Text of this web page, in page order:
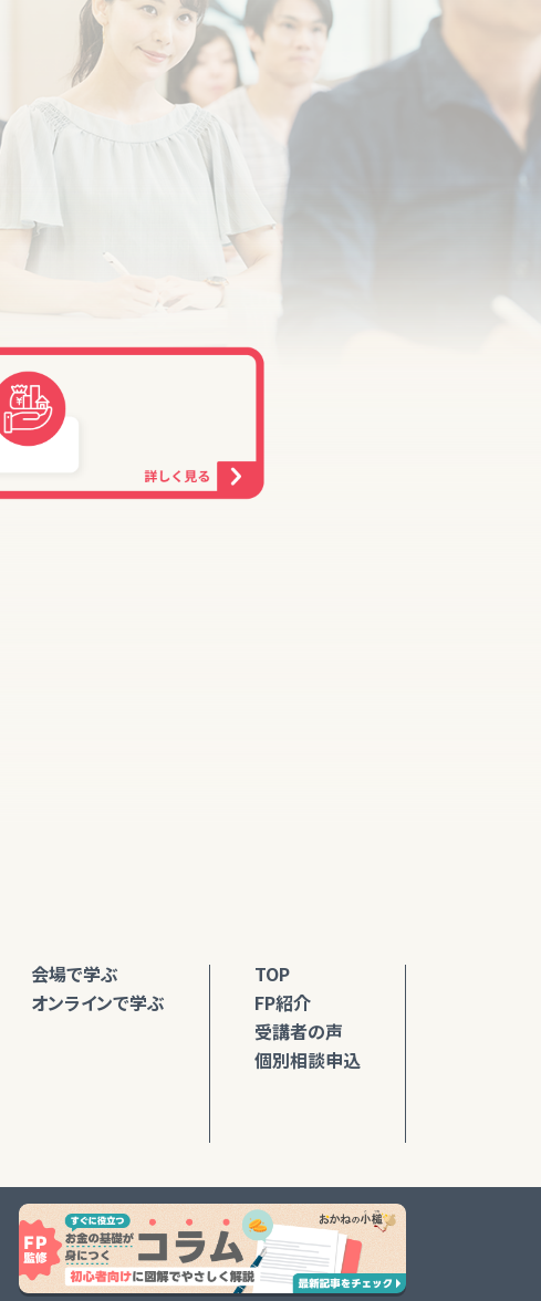
会場で学ぶ
オンラインで学ぶ
TOP
FP紹介
受講者の声
個別相談申込